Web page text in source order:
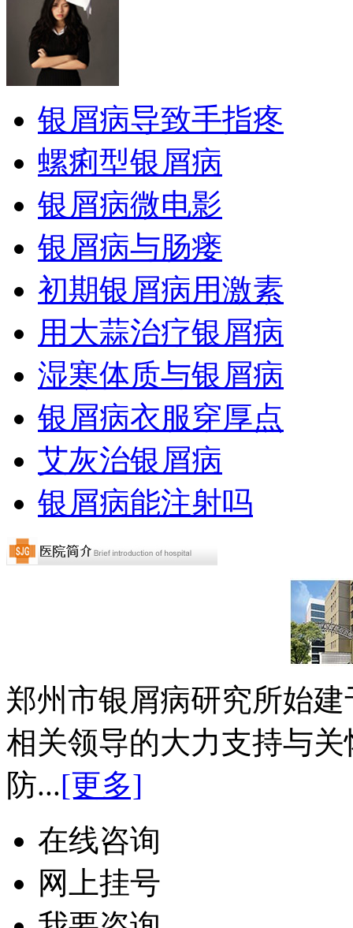
银屑病导致手指疼
螺痢型银屑病
银屑病微电影
银屑病与肠瘘
初期银屑病用激素
用大蒜治疗银屑病
湿寒体质与银屑病
银屑病衣服穿厚点
艾灰治银屑病
银屑病能注射吗
郑州市银屑病研究所始
相关领导的大力支持与
防...[更多]
在线咨询
网上挂号